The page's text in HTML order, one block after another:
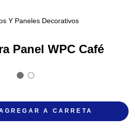
Y Paneles Decorativos
Panel WPC Café
A CARRETA